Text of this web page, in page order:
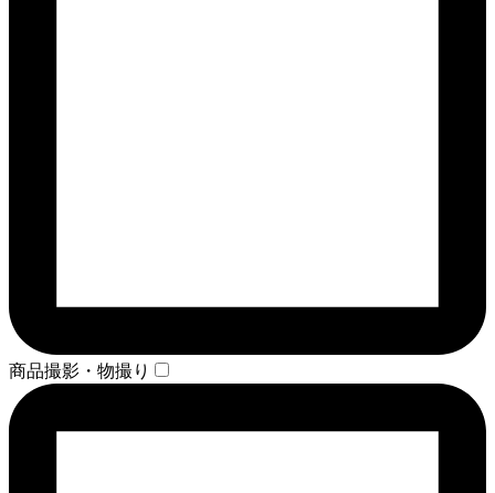
商品撮影・物撮り